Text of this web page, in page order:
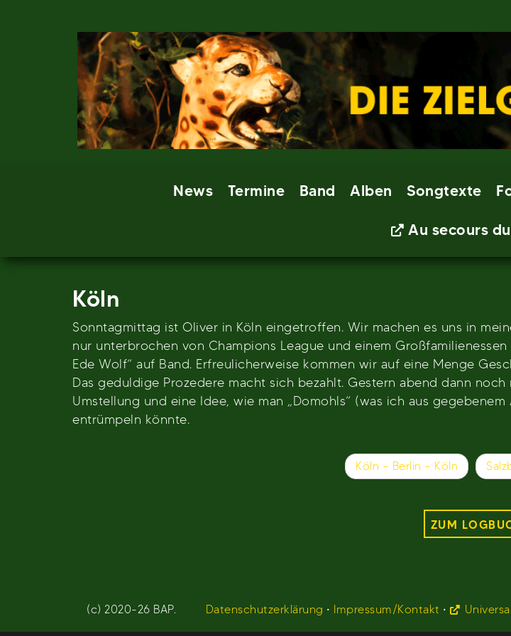
News Termine Band Alben Songtexte
Au secours
Köln
Sonntagmittag ist Oliver in Köln eingetroffen. Wir machen es uns in
nur unterbrochen von Champions League und einem
Ede Wolf“ auf Band. Erfreulicherweise kommen wir auf eine Menge
Das geduldige Prozedere macht sich bezahlt. Gestern abend dann
Umstellung und eine Idee, wie man „Domohls“ (was ich aus
entrümpeln könnte.
Köln – Berlin – Köln
ZUM
(c) 2020-26 BAP. Datenschutzerklärung • Impressum/Kontakt •